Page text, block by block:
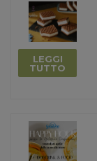
LEGGI
TUTTO